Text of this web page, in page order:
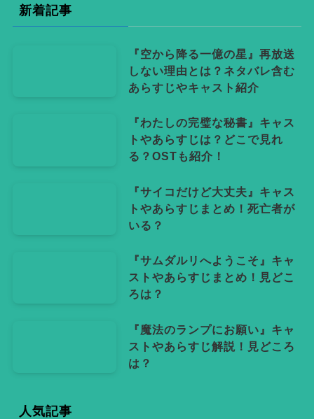
リ
ー
新着記事
『空から降る一億の星』再放送
しない理由とは？ネタバレ含む
あらすじやキャスト紹介
『わたしの完璧な秘書』キャス
トやあらすじは？どこで見れ
る？OSTも紹介！
『サイコだけど大丈夫』キャス
トやあらすじまとめ！死亡者が
いる？
『サムダルリへようこそ』キャ
ストやあらすじまとめ！見どこ
ろは？
『魔法のランプにお願い』キャ
ストやあらすじ解説！見どころ
は？
人気記事